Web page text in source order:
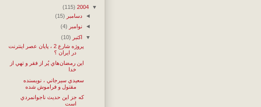
▼
2004
(115)
◄دسامبر (15)
◄ نوامبر (4)
▼ اکتبر (10)
پروژه شارع 2 ، پايان عصر اينترنت
در ايران ؟
اين رمضان‌هاي پُر از فقر و تهي از
خدا
سعيدي سيرجاني‌ ، نويسنده
مقتول و فراموش شده
که جز اين حديث ناجوانمردي
است